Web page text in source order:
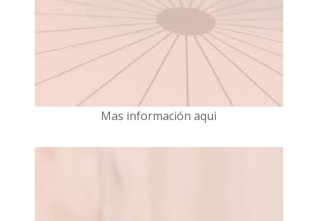
Mas información aqui